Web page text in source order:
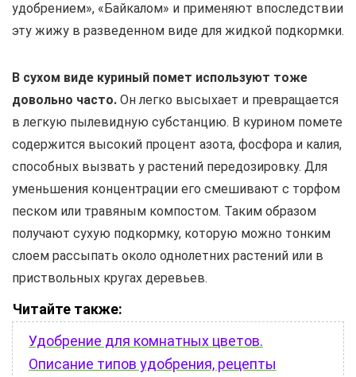
удобрением», «Байкалом» и применяют впоследствии
эту жижу в разведенном виде для жидкой подкормки.
В сухом виде куриный помет используют тоже
довольно часто. Он легко высыхает и превращается
в легкую пылевидную субстанцию. В курином помете
содержится высокий процент азота, фосфора и калия,
способных вызвать у растений передозировку. Для
уменьшения концентрации его смешивают с торфом
песком или травяным компостом. Таким образом
получают сухую подкормку, которую можно тонким
слоем рассыпать около однолетних растений или в
приствольных кругах деревьев.
Читайте также:
Удобрение для комнатных цветов.
Описание типов удобрения, рецепты